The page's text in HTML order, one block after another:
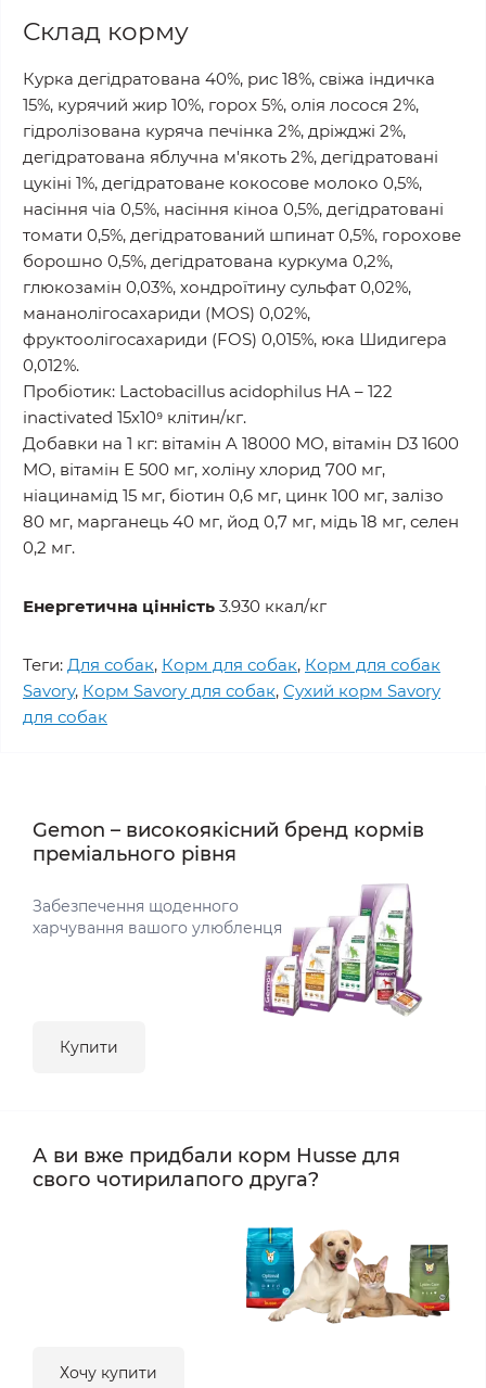
Склад корму
Курка дегідратована 40%, рис 18%, свіжа індичка
15%, курячий жир 10%, горох 5%, олія лосося 2%,
гідролізована куряча печінка 2%, дріжджі 2%,
дегідратована яблучна м'якоть 2%, дегідратовані
цукіні 1%, дегідратоване кокосове молоко 0,5%,
насіння чіа 0,5%, насіння кіноа 0,5%, дегідратовані
томати 0,5%, дегідратований шпинат 0,5%, горохове
борошно 0,5%, дегідратована куркума 0,2%,
глюкозамін 0,03%, хондроїтину сульфат 0,02%,
мананолігосахариди (MOS) 0,02%,
фруктоолігосахариди (FOS) 0,015%, юка Шидигера
0,012%.
Пробіотик: Lactobacillus acidophilus HA – 122
inactivated 15х10⁹ клітин/кг.
Добавки на 1 кг: вітамін A 18000 МО, вітамін D3 1600
МО, вітамін E 500 мг, холіну хлорид 700 мг,
ніацинамід 15 мг, біотин 0,6 мг, цинк 100 мг, залізо
80 мг, марганець 40 мг, йод 0,7 мг, мідь 18 мг, селен
0,2 мг.
Енергетична цінність 3.930 ккал/кг
Теги: Для собак, Корм для собак, Корм для собак
Savory, Корм Savory для собак, Сухий корм Savory
для собак
Gemon – високоякісний бренд кормів
преміального рівня
Забезпечення щоденного
харчування вашого улюбленця
Купити
А ви вже придбали корм Husse для
свого чотирилапого друга?
Хочу купити